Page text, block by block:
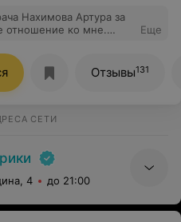
Нахимова Артура за
отношение ко мне.
врач.
Еще
Отзывы131
СЕТИ
4 до 21:00